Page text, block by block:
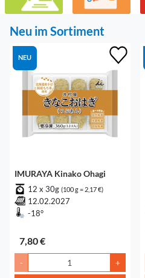
Neu im Sortiment
NEU
IMURAYA Kinako Ohagi
12 x 30g (100 g = 2,17 €)
12.02.2027
-18°
7,80 €
- +